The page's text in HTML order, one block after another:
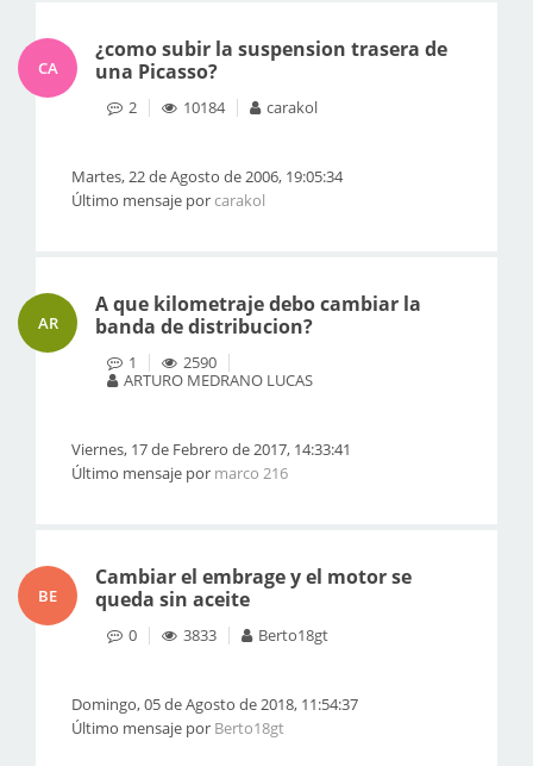
CA
¿como subir la suspension trasera de
una Picasso?
2 10184 carakol
Martes, 22 de Agosto de 2006, 19:05:34
Último mensaje porcarakol
AR
A que kilometraje debo cambiar la
banda de distribucion?
1
2590
ARTURO MEDRANO LUCAS
Viernes, 17 de Febrero de 2017, 14:33:41
Último mensaje por marco 216
BE
Cambiar el embrage y el motor se
queda sin aceite
0 3833 Berto18gt
Domingo, 05 de Agosto de 2018, 11:54:37
Último mensaje por Berto18gt